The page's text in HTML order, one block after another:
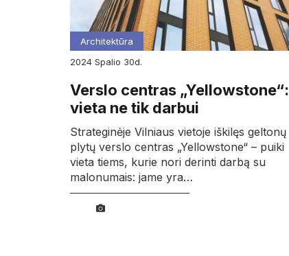
Architektūra
2024
spalio 30d.
Verslo centras „Yellowstone“:
vieta ne tik darbui
Strateginėje Vilniaus vietoje iškilęs geltonų
plytų verslo centras „Yellowstone“ – puiki
vieta tiems, kurie nori derinti darbą su
malonumais: jame yra…